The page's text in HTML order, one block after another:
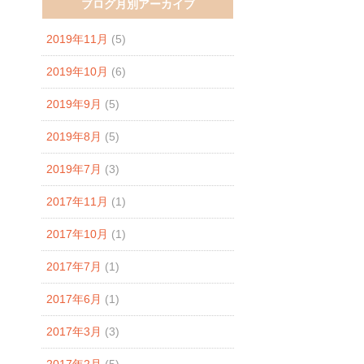
ブログ月別アーカイブ
2019年11月 (5)
2019年10月 (6)
2019年9月 (5)
2019年8月 (5)
2019年7月 (3)
2017年11月 (1)
2017年10月 (1)
2017年7月 (1)
2017年6月 (1)
2017年3月 (3)